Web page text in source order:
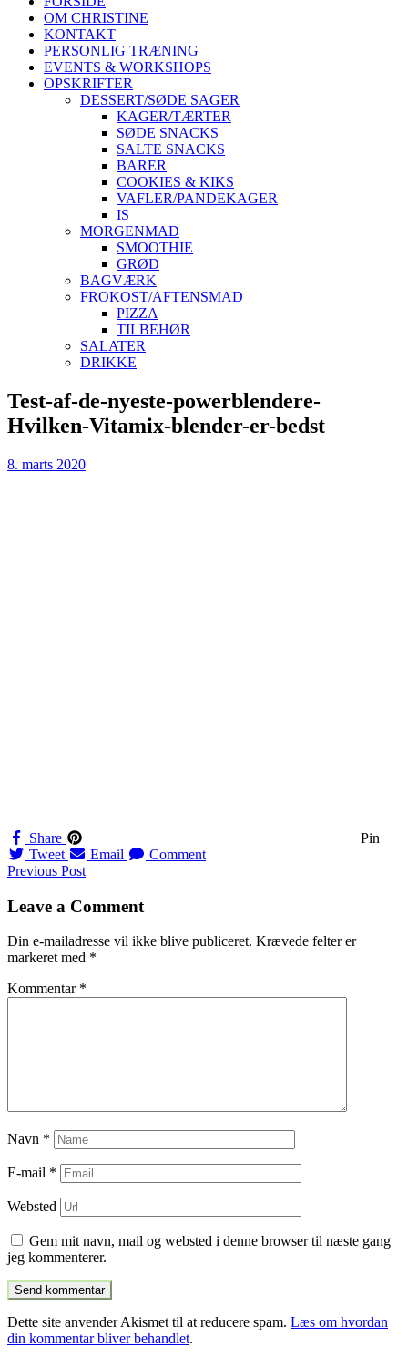
OM CHRISTINE
KONTAKT
PERSONLIG TRÆNING
EVENTS & WORKSHOPS
OPSKRIFTER
DESSERT/SØDE SAGER
KAGER/TÆRTER
SØDE SNACKS
SALTE SNACKS
BARER
COOKIES & KIKS
VAFLER/PANDEKAGER
IS
MORGENMAD
SMOOTHIE
GRØD
BAGVÆRK
FROKOST/AFTENSMAD
PIZZA
TILBEHØR
SALATER
DRIKKE
Skip
to
content
Test-af-de-nyeste-powerblendere-
Hvilken-Vitamix-blender-er-bedst
8. marts 2020
Share
Pin
Tweet
Email Comment
Navigation
til
Previous Post
Leave a Comment
Din e-mailadresse vil ikke blive publiceret. Krævede felter er
markeret med *
Kommentar *
Navn *
E-mail *
Websted
Gem mit navn, mail og websted i denne browser til næste gang
jeg kommenterer.
Dette site anvender Akismet til at reducere spam. Læs om hvordan
din kommentar bliver behandlet.